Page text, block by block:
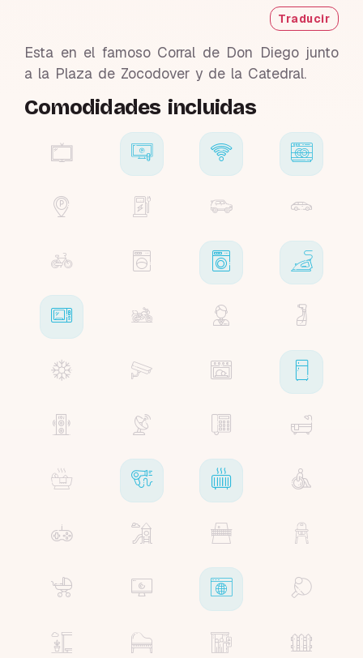
Traducir
Esta en el famoso Corral de Don Diego junto
a la Plaza de Zocodover y de la Catedral.
Comodidades incluidas